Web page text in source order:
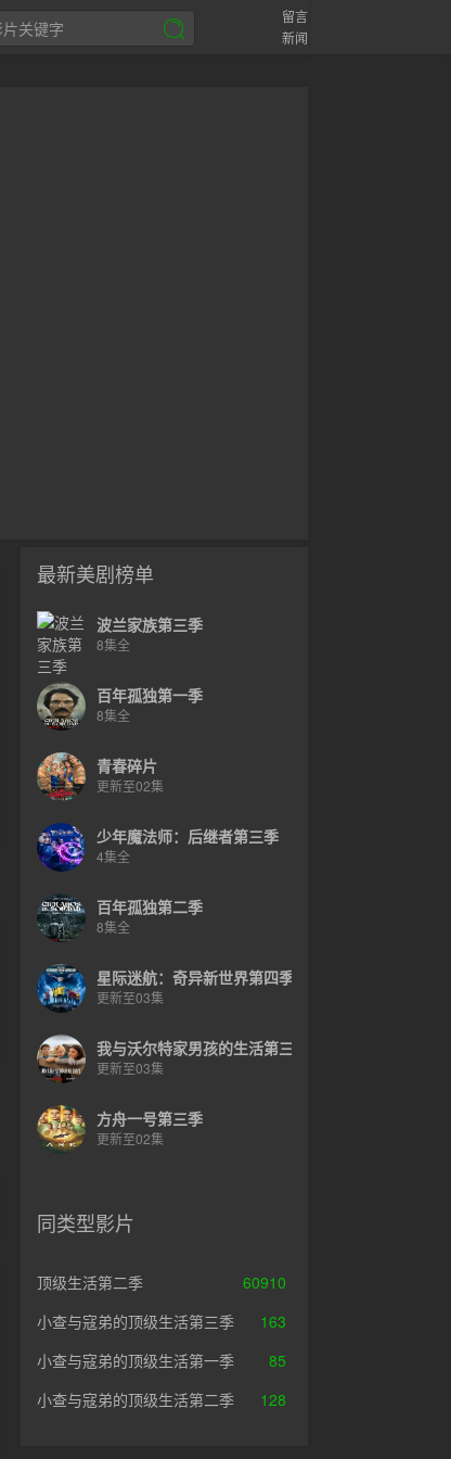
留言
新闻
最新美剧榜单
波兰家族第三季
8集全
百年孤独第一季
8集全
青春碎片
更新至02集
少年魔法师：后继者第三季
4集全
百年孤独第二季
8集全
星际迷航：奇异新世界第四季
更新至03集
我与沃尔特家男孩的生活第三季
更新至03集
方舟一号第三季
更新至02集
同类型影片
顶级生活第二季
60910
小查与寇弟的顶级生活第三季
163
小查与寇弟的顶级生活第一季
85
小查与寇弟的顶级生活第二季
128